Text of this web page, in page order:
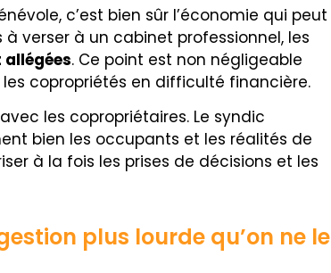
c’est bien sûr l’économie qui peut
à verser à un cabinet professionnel, les
. Ce point est non négligeable
copropriétés en difficulté financière.
les copropriétaires. Le syndic
bien les occupants et les réalités de
à la fois les prises de décisions et les
plus lourde qu’on ne le